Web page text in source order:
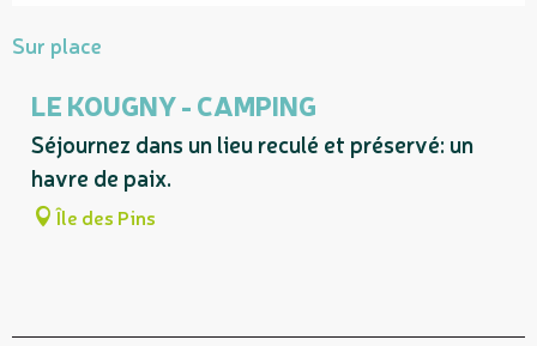
Sur place
LE KOUGNY - CAMPING
Séjournez dans un lieu reculé et préservé: un
havre de paix.
Île des Pins